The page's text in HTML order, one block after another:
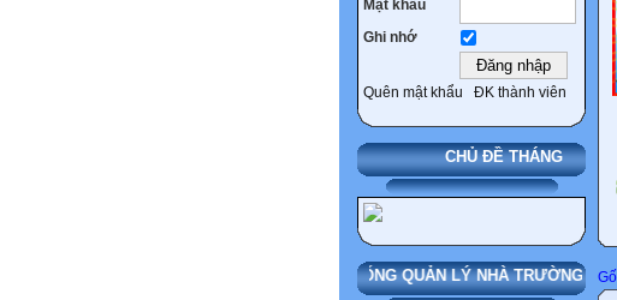
Mật khẩu
Ghi nhớ
Quên mật khẩu ĐK thành viên
CHỦ ĐỀ THÁNG
SMAS HỆ THỐNG QUẢN LÝ NHÀ